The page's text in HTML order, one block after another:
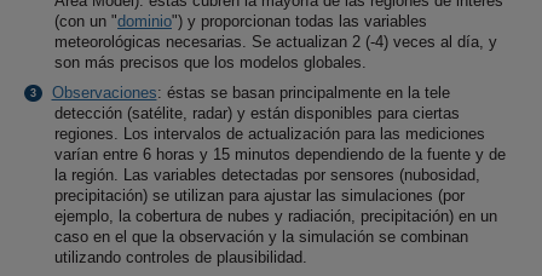
(con un "dominio") y proporcionan todas las variables
meteorológicas necesarias. Se actualizan 2 (-4) veces al día, y
son más precisos que los modelos globales.
Observaciones: éstas se basan principalmente en la tele
detección (satélite, radar) y están disponibles para ciertas
regiones. Los intervalos de actualización para las mediciones
varían entre 6 horas y 15 minutos dependiendo de la fuente y de
la región. Las variables detectadas por sensores (nubosidad,
precipitación) se utilizan para ajustar las simulaciones (por
ejemplo, la cobertura de nubes y radiación, precipitación) en un
caso en el que la observación y la simulación se combinan
utilizando controles de plausibilidad.